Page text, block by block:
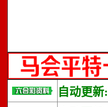
自动更